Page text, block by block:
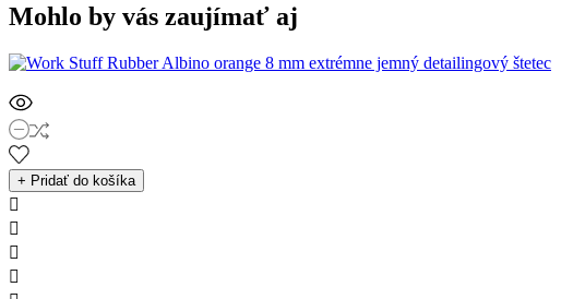
Mohlo by vás zaujímať aj
+ Pridať do košíka



